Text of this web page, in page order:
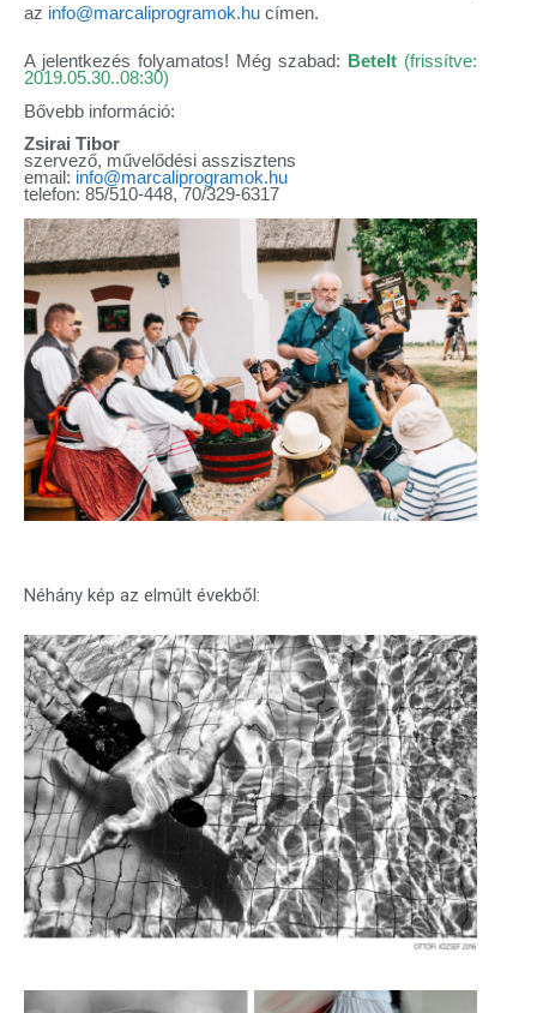
az info@marcaliprogramok.hu címen.
A jelentkezés folyamatos! Még szabad: Betelt (frissítve:
2019.05.30..08:30)
Bővebb információ:
Zsirai Tibor
szervező, művelődési asszisztens
email: info@marcaliprogramok.hu
telefon: 85/510-448, 70/329-6317
Néhány kép az elmúlt évekből: